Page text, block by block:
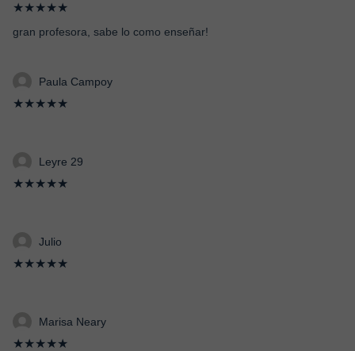
★★★★★
gran profesora, sabe lo como enseñar!
Paula Campoy
★★★★★
Leyre 29
★★★★★
Julio
★★★★★
Marisa Neary
★★★★★